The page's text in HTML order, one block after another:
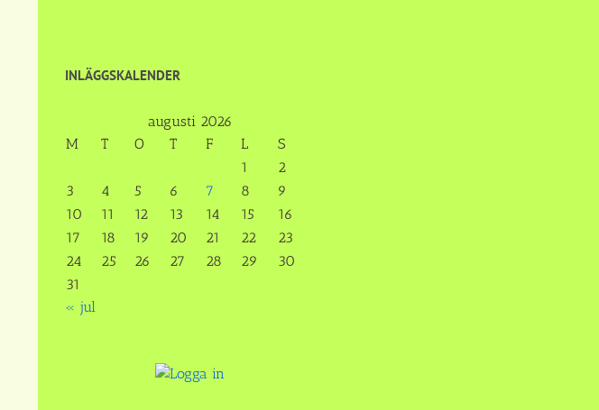
INLÄGGSKALENDER
augusti 2026
M
T O T F L
S
1
2
3
4 5 6 7 8
9
10
11 12 13 14 15
16
17
18 19 20 21 22
23
24
25 26 27 28 29
30
31
« jul